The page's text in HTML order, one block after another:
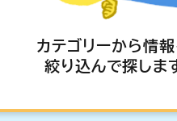
カテゴリーから情
絞り込んで探しま